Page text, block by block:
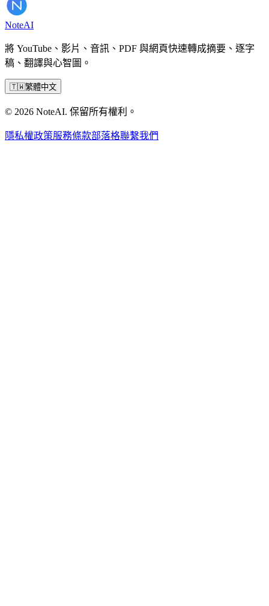
NoteAI
將 YouTube、影片、音訊、PDF 與網頁快速轉成摘要、逐字
稿、翻譯與心智圖。
🇹🇼繁體中文
© 2026 NoteAI. 保留所有權利。
隱私權政策服務條款部落格聯繫我們